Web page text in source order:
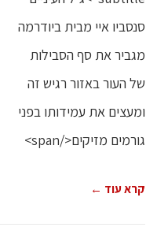
קרא עוד ←